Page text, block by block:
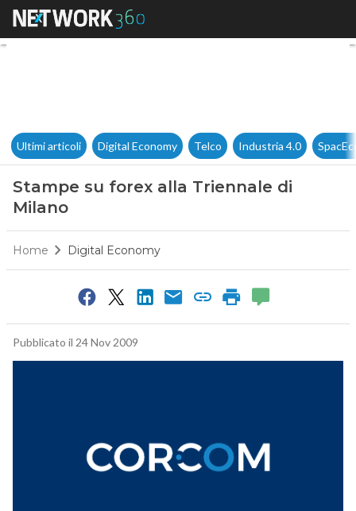
Stampe su forex alla
Ultimi articoli Digital Economy Telco Industria 4.0
Stampe su forex alla Triennale di
Milano
Home Digital Economy
Pubblicato il 24 Nov 2009